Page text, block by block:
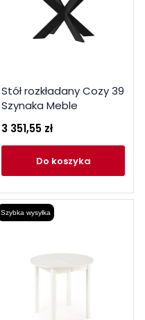
Stół rozkładany Cozy 39
Szynaka Meble
3 351,55 zł
do koszyka
Szybka wysyłka